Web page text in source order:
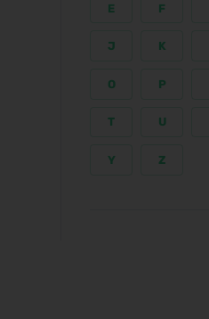
E F
J K
O P
T U
Y Z